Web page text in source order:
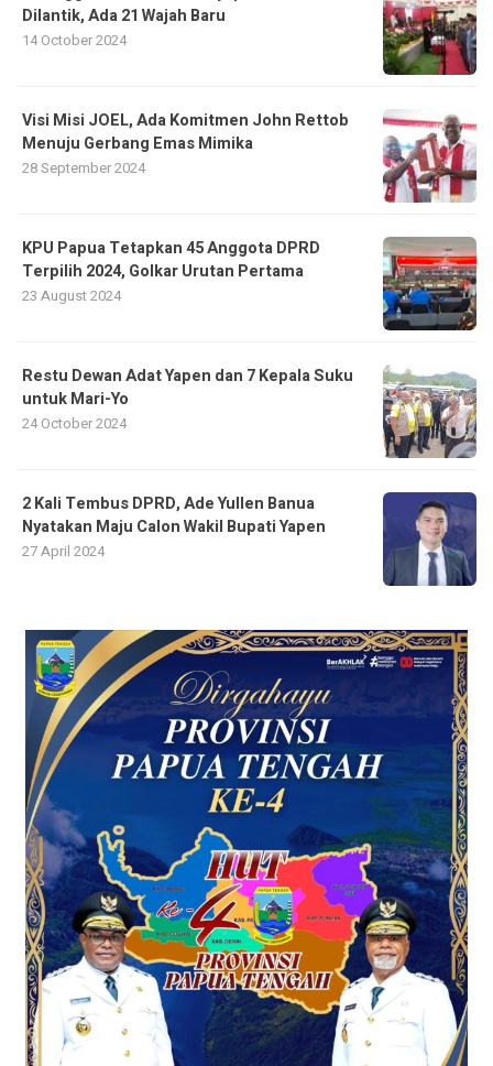
Dilantik, Ada 21 Wajah Baru
14 October 2024
Visi Misi JOEL, Ada Komitmen John Rettob
Menuju Gerbang Emas Mimika
28 September 2024
KPU Papua Tetapkan 45 Anggota DPRD
Terpilih 2024, Golkar Urutan Pertama
23 August 2024
Restu Dewan Adat Yapen dan 7 Kepala Suku
untuk Mari-Yo
24 October 2024
2 Kali Tembus DPRD, Ade Yullen Banua
Nyatakan Maju Calon Wakil Bupati Yapen
27 April 2024